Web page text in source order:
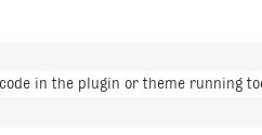
in the plugin or theme running